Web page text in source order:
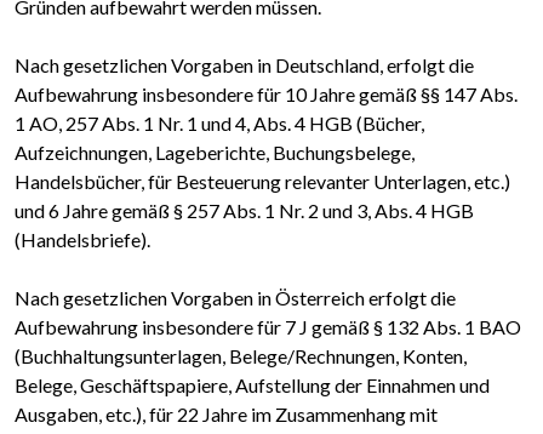
Gründen aufbewahrt werden müssen.
Nach gesetzlichen Vorgaben in Deutschland, erfolgt die
Aufbewahrung insbesondere für 10 Jahre gemäß §§ 147 Abs.
1 AO, 257 Abs. 1 Nr. 1 und 4, Abs. 4 HGB (Bücher,
Aufzeichnungen, Lageberichte, Buchungsbelege,
Handelsbücher, für Besteuerung relevanter Unterlagen, etc.)
und 6 Jahre gemäß § 257 Abs. 1 Nr. 2 und 3, Abs. 4 HGB
(Handelsbriefe).
Nach gesetzlichen Vorgaben in Österreich erfolgt die
Aufbewahrung insbesondere für 7 J gemäß § 132 Abs. 1 BAO
(Buchhaltungsunterlagen, Belege/Rechnungen, Konten,
Belege, Geschäftspapiere, Aufstellung der Einnahmen und
Ausgaben, etc.), für 22 Jahre im Zusammenhang mit